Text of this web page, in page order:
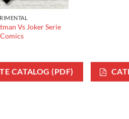
Vs Joker Serie
CATALOG (PDF)